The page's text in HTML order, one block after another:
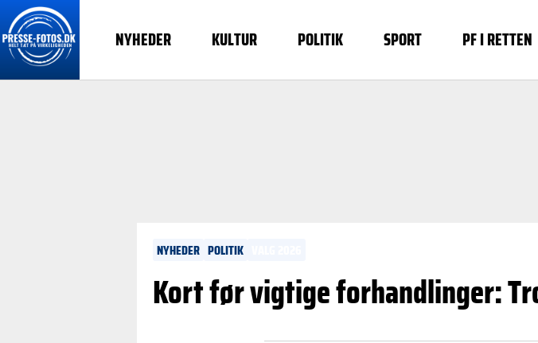
NYHEDER KULTUR POLITIK SPORT PF I RETTEN
NYHEDER POLITIK
Kort før vigtige forhandlinger: